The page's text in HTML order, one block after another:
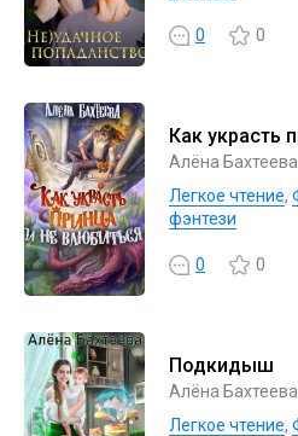
0 0
Как украсть
Алёна Бахтеева
Легкое чтение,
фэнтези
0 0
Подкидыш
Алёна Бахтеева
Легкое чтение,